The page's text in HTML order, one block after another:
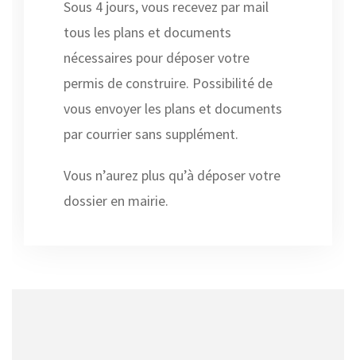
Sous 4 jours, vous recevez par mail
tous les plans et documents
nécessaires pour déposer votre
permis de construire. Possibilité de
vous envoyer les plans et documents
par courrier sans supplément.
Vous n’aurez plus qu’à déposer votre
dossier en mairie.